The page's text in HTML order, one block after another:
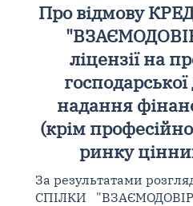
Про відмову
ліцензії на
господарської
надання
(крім
ринку
За результатами
СПІЛКИ